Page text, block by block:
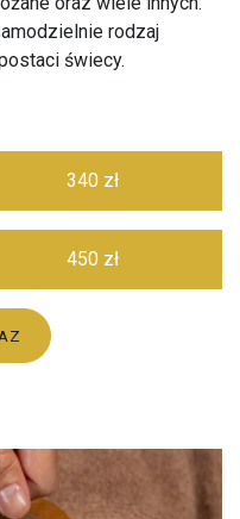
rodzaj
świecy.
340 zł
450 zł